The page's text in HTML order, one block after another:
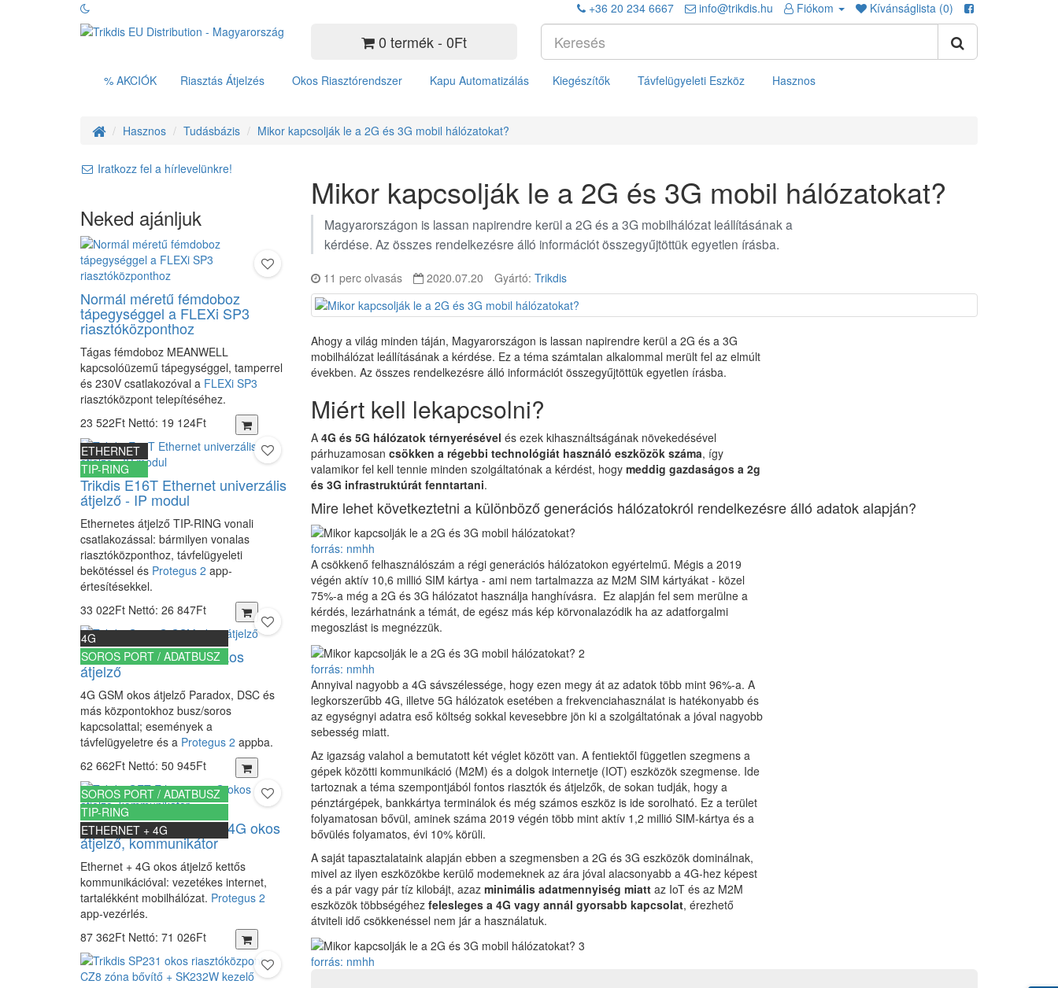
+36 20 234 6667 info@trikdis.hu Fiókom Kívánságlista (0)
0 termék - 0Ft
% AKCIÓK Riasztás Átjelzés Okos Riasztórendszer Kapu Automatizálás Kiegészítők Távfelügyeleti Eszköz Hasznos
Hasznos Tudásbázis Mikor kapcsolják le a 2G és 3G mobil hálózatokat?
Iratkozz fel a hírlevelünkre!
Neked ajánljuk
Normál méretű fémdoboz
tápegységgel a FLEXi SP3
riasztóközponthoz
Tágas fémdoboz MEANWELL
kapcsolóüzemű tápegységgel, tamperrel
és 230V csatlakozóval a FLEXi SP3
riasztóközpont telepítéséhez.
23 522Ft Nettó: 19 124Ft
ETHERNET
TIP-RING
Trikdis E16T Ethernet univerzális
átjelző - IP modul
Ethernetes átjelző TIP-RING vonali
csatlakozással: bármilyen vonalas
riasztóközponthoz, távfelügyeleti
bekötéssel és Protegus 2 app-
értesítésekkel.
33 022Ft Nettó: 26 847Ft
4G
SOROS PORT / ADATBUSZ
Trikdis G16 4G GSM okos
átjelző
4G GSM okos átjelző Paradox, DSC és
más központokhoz busz/soros
kapcsolattal; események a
távfelügyeletre és a Protegus 2 appba.
62 662Ft Nettó: 50 945Ft
SOROS PORT / ADATBUSZ
TIP-RING
ETHERNET + 4G
Trikdis GET Ethernet + 4G okos
átjelző, kommunikátor
Ethernet + 4G okos átjelző kettős
kommunikációval: vezetékes internet,
tartalékként mobilhálózat. Protegus 2
app-vezérlés.
87 362Ft Nettó: 71 026Ft
Mikor kapcsolják le a 2G és 3G mobil hálózatokat?
Magyarországon is lassan napirendre kerül a 2G és a 3G mobilhálózat leállításának a
kérdése. Az összes rendelkezésre álló információt összegyűjtöttük egyetlen írásba.
11 perc olvasás 2020.07.20 Gyártó: Trikdis
Ahogy a világ minden táján, Magyarországon is lassan napirendre kerül a 2G és a 3G
mobilhálózat leállításának a kérdése. Ez a téma számtalan alkalommal merült fel az elmúlt
években. Az összes rendelkezésre álló információt összegyűjtöttük egyetlen írásba.
Miért kell lekapcsolni?
A 4G és 5G hálózatok térnyerésével és ezek kihasználtságának növekedésével
párhuzamosan csökken a régebbi technológiát használó eszközök száma, így
valamikor fel kell tennie minden szolgáltatónak a kérdést, hogy meddig gazdaságos a 2g
és 3G infrastruktúrát fenntartani.
Mire lehet következtetni a különböző generációs hálózatokról rendelkezésre álló adatok alapján?
forrás: nmhh
A csökkenő felhasználószám a régi generációs hálózatokon egyértelmű. Mégis a 2019
végén aktív 10,6 millió SIM kártya - ami nem tartalmazza az M2M SIM kártyákat - közel
75%-a még a 2G és 3G hálózatot használja hanghívásra. Ez alapján fel sem merülne a
kérdés, lezárhatnánk a témát, de egész más kép körvonalazódik ha az adatforgalmi
megoszlást is megnézzük.
forrás: nmhh
Annyival nagyobb a 4G sávszélessége, hogy ezen megy át az adatok több mint 96%-a. A
legkorszerűbb 4G, illetve 5G hálózatok esetében a frekvenciahasználat is hatékonyabb és
az egységnyi adatra eső költség sokkal kevesebbre jön ki a szolgáltatónak a jóval nagyobb
sebesség miatt.
Az igazság valahol a bemutatott két véglet között van. A fentiektől független szegmens a
gépek közötti kommunikáció (M2M) és a dolgok internetje (IOT) eszközök szegmense. Ide
tartoznak a téma szempontjából fontos riasztók és átjelzők, de sokan tudják, hogy a
pénztárgépek, bankkártya terminálok és még számos eszköz is ide sorolható. Ez a terület
folyamatosan bővül, aminek száma 2019 végén több mint aktív 1,2 millió SIM-kártya és a
bővülés folyamatos, évi 10% körüli.
A saját tapasztalataink alapján ebben a szegmensben a 2G és 3G eszközök dominálnak,
mivel az ilyen eszközökbe kerülő modemeknek az ára jóval alacsonyabb a 4G-hez képest
és a pár vagy pár tíz kilobájt, azaz minimális adatmennyiség miattaz IoT és az M2M
eszközök többségéhez felesleges a 4G vagy annál gyorsabb kapcsolat, érezhető
átviteli idő csökkenéssel nem jár a használatuk.
forrás: nmhh